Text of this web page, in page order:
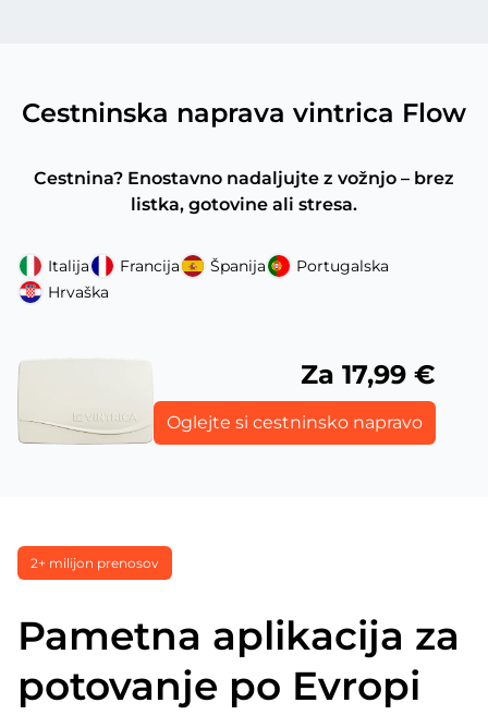
Cestninska naprava vintrica Flow
Cestnina? Enostavno nadaljujte z vožnjo – brez
listka, gotovine ali stresa.
Italija Francija Španija
Portugalska
Hrvaška
Za 17,99 €
Oglejte si cestninsko napravo
2+ milijon prenosov
Pametna aplikacija za
potovanje po Evropi